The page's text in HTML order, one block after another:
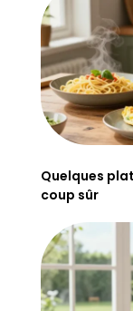
Quelques
coup sûr